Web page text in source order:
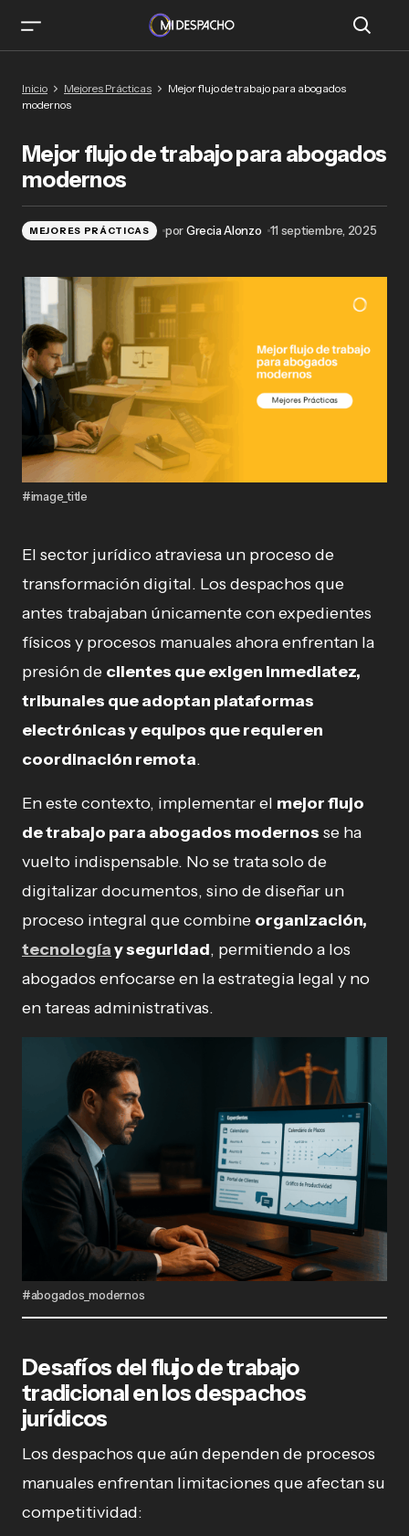
modernos
Inicio Mejores Prácticas
Mejor flujo de trabajo para abogados
modernos
Mejor flujo de trabajo para abogados
modernos
MEJORES PRÁCTICAS porGrecia Alonzo 11 septiembre, 2025
#image_title
El sector jurídico atraviesa un proceso de
transformación digital. Los despachos que
antes trabajaban únicamente con expedientes
físicos y procesos manuales ahora enfrentan la
presión de clientes que exigen inmediatez,
tribunales que adoptan plataformas
electrónicas y equipos que requieren
coordinación remota.
En este contexto, implementar el mejor flujo
de trabajo para abogados modernos se ha
vuelto indispensable. No se trata solo de
digitalizar documentos, sino de diseñar un
proceso integral que combine organización,
tecnologíay seguridad, permitiendo a los
abogados enfocarse en la estrategia legal y no
en tareas administrativas.
#abogados_modernos
Desafíos del flujo de trabajo
tradicional en los despachos
jurídicos
Los despachos que aún dependen de procesos
manuales enfrentan limitaciones que afectan su
competitividad: